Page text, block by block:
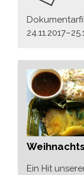
Ein Hit